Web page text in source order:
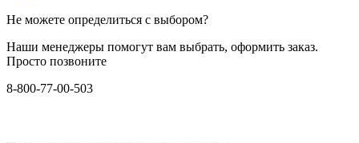
Не можете определиться с выбором?
Наши менеджеры помогут вам выбрать, оформить заказ.
Просто позвоните
8-800-77-00-503